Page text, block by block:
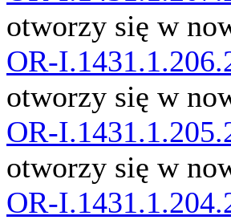
otworzy się w
OR-
otworzy się w
OR-
otworzy się w
OR-